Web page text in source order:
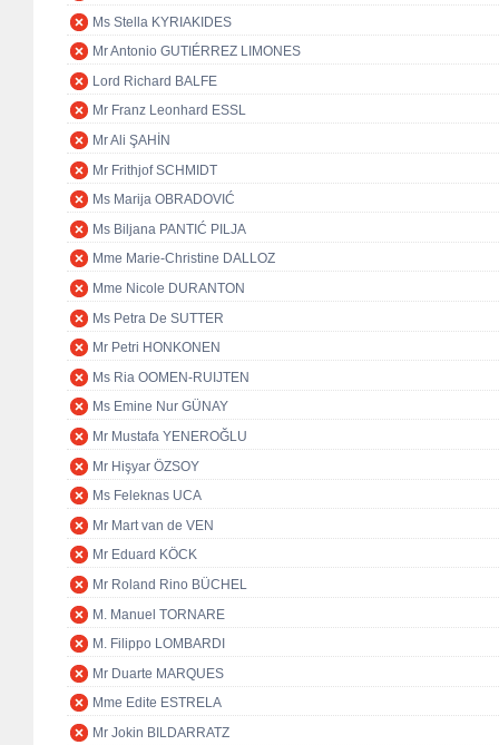
Ms Stella KYRIAKIDES
Mr Antonio GUTIÉRREZ LIMONES
Lord Richard BALFE
Mr Franz Leonhard ESSL
Mr Ali ŞAHİN
Mr Frithjof SCHMIDT
Ms Marija OBRADOVIĆ
Ms Biljana PANTIĆ PILJA
Mme Marie-Christine DALLOZ
Mme Nicole DURANTON
Ms Petra De SUTTER
Mr Petri HONKONEN
Ms Ria OOMEN-RUIJTEN
Ms Emine Nur GÜNAY
Mr Mustafa YENEROĞLU
Mr Hişyar ÖZSOY
Ms Feleknas UCA
Mr Mart van de VEN
Mr Eduard KÖCK
Mr Roland Rino BÜCHEL
M. Manuel TORNARE
M. Filippo LOMBARDI
Mr Duarte MARQUES
Mme Edite ESTRELA
Mr Jokin BILDARRATZ